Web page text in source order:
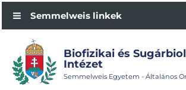
Semmelweis linkek
Biofizikai és
Intézet
Semmelweis Egyetem - Általános